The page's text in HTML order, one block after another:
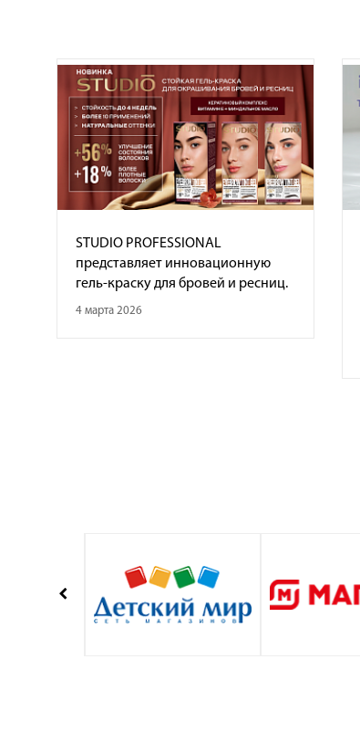
STUDIO PROFESSIONAL
представляет инновационную
гель-краску для бровей и ресниц.
4 марта 2026